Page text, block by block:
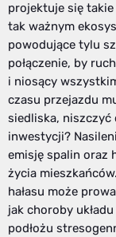
projektuje się
tak ważnym
powodujące tylu
połączenie, by
i niosący
czasu przejazdu
siedliska, niszczyć
inwestycji?
emisję spalin oraz
życia
hałasu może
jak choroby
podłożu